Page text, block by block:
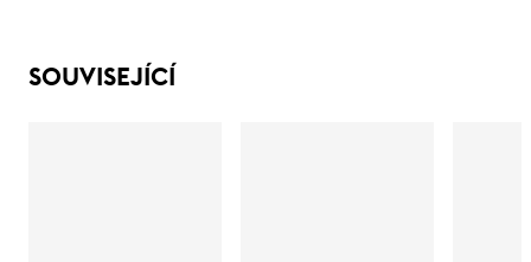
SOUVISEJÍCÍ